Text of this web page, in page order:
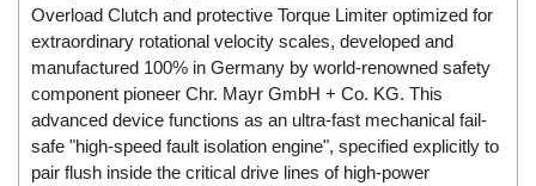
DUCATI
Duclean
Dukin Besko
Dunkermotoren
Durag
Overload Clutch and protective Torque Limiter optimized for
extraordinary rotational velocity scales, developed and
manufactured 100% in Germany by world-renowned safety
component pioneer Chr. Mayr GmbH + Co. KG. This
advanced device functions as an ultra-fast mechanical fail-
safe "high-speed fault isolation engine", specified explicitly to
pair flush inside the critical drive lines of high-power